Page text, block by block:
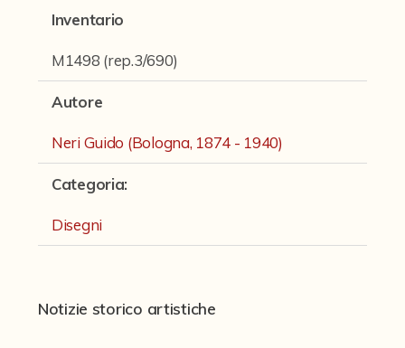
Fotografia e Nuovi Media
Manoscritti
Strumenti Musicali
Testi a Stampa
virtual tour
Il progetto Digital Humanities
Inventario
M1498 (rep.3/690)
Autore
Neri Guido (Bologna, 1874 - 1940)
Categoria:
Disegni
Notizie storico artistiche